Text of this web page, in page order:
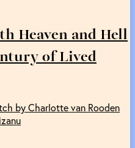
Heaven and Hell
of Lived
by Charlotte van Rooden